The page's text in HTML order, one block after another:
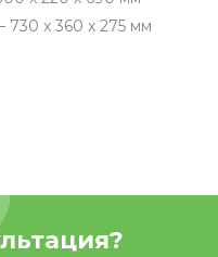
х 360 х 275 мм